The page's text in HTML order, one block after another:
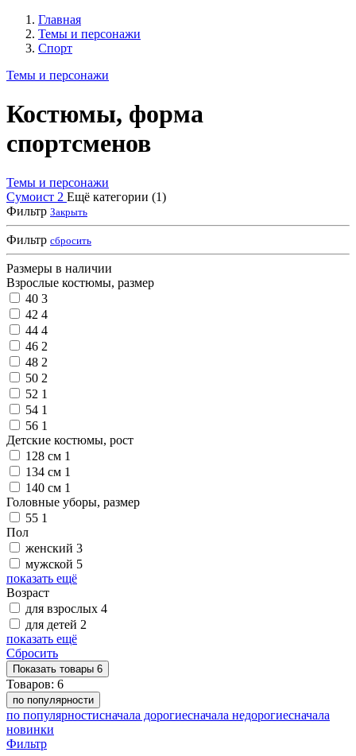
Главная
Темы и персонажи
Спорт
Темы и персонажи
Костюмы, форма
спортсменов
Темы и персонажи
Сумоист 2 Ещё категории (1)
Фильтр Закрыть
Фильтр сбросить
Размеры в наличии
Взрослые костюмы, размер
40 3
42 4
44 4
46 2
48 2
50 2
52 1
54 1
56 1
Детские костюмы, рост
128 см 1
134 см 1
140 см 1
Головные уборы, размер
55 1
Пол
женский 3
мужской 5
показать ещё
Возраст
для взрослых 4
для детей 2
показать ещё
Сбросить
Показать товары 6
Товаров: 6
по популярности
по популярностисначала дорогиесначала недорогиесначала
новинки
Фильтр